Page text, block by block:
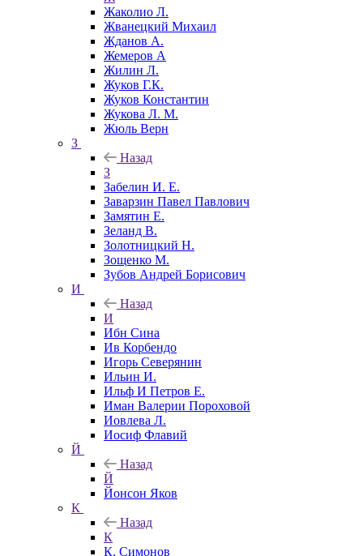
Жаколио Л.
Жванецкий Михаил
Жданов А.
Жемеров А
Жилин Л.
Жуков Г.К.
Жуков Константин
Жукова Л. М.
Жюль Верн
З
Назад
З
Забелин И. Е.
Заварзин Павел Павлович
Замятин Е.
Зеланд В.
Золотницкий Н.
Зощенко М.
Зубов Андрей Борисович
И
Назад
И
Ибн Сина
Ив Корбендо
Игорь Северянин
Ильин И.
Ильф И Петров Е.
Иман Валерии Пороховой
Иовлева Л.
Иосиф Флавий
Й
Назад
Й
Йонсон Яков
К
Назад
К
К. Симонов